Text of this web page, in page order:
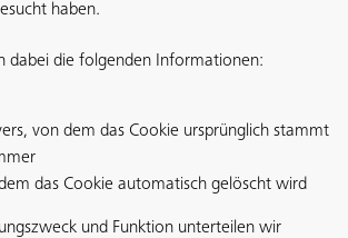
haben.
dabei die folgenden Informationen:
von dem das Cookie ursprünglich stammt
das Cookie automatisch gelöscht wird
und Funktion unterteilen wir